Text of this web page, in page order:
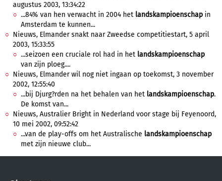
augustus 2003, 13:34:22
...84% van hen verwacht in 2004 het landskampioenschap in
Amsterdam te kunnen...
Nieuws, Elmander snakt naar Zweedse competitiestart, 5 april
2003, 15:33:55
...seizoen een cruciale rol had in het landskampioenschap
van zijn ploeg....
Nieuws, Elmander wil nog niet ingaan op toekomst, 3 november
2002, 12:55:40
...bij Djurg?rden na het behalen van het landskampioenschap.
De komst van...
Nieuws, Australier Bright in Nederland voor stage bij Feyenoord,
10 mei 2002, 09:52:42
...van de play-offs om het Australische landskampioenschap
met zijn nieuwe club...